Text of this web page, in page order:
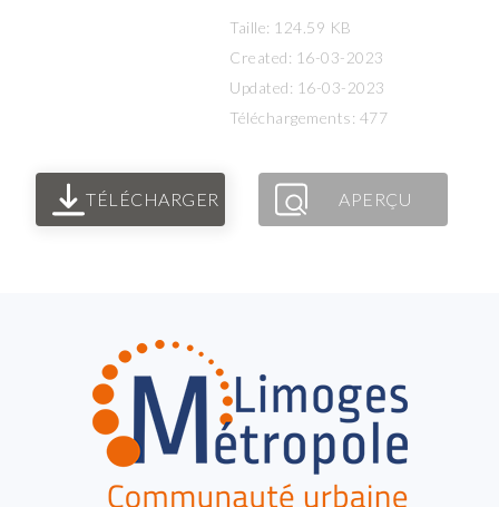
Taille: 124.59 KB
Created: 16-03-2023
Updated: 16-03-2023
Téléchargements: 477
TÉLÉCHARGER APERÇU